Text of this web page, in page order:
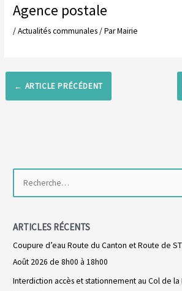
Agence postale
/Actualités communales/ ParMairie
← ARTICLE PRÉCÉDENT
e
r
c
ARTICLES RÉCENTS
Coupure d’eau Route du Canton et Route de
Août 2026 de 8h00 à 18h00
Interdiction accès et stationnement au Col de